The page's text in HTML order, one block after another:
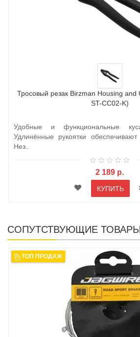
Тросовый резак Birzman Housing and
ST-CC02-K)
Удобные и функциональные
Удлинённые рукоятки
Нез..
2 189 р.
КУПИТЬ
СОПУТСТВУЮЩИЕ ТОВАРЫ
ТОП ПРОДАЖ